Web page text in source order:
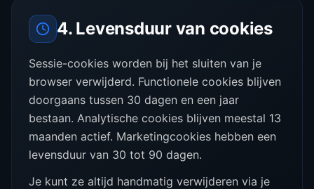
4. Levensduur van cookies
Sessie-cookies worden bij het sluiten van je
browser verwijderd. Functionele cookies blijven
doorgaans tussen 30 dagen en een jaar
bestaan. Analytische cookies blijven meestal 13
maanden actief. Marketingcookies hebben een
levensduur van 30 tot 90 dagen.
Je kunt ze altijd handmatig verwijderen via je